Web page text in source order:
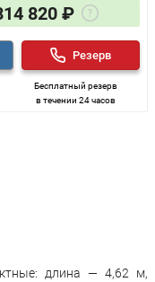
820 ₽
Бесплатный резерв
в течении 24 часов
Резерв
длина — 4,62 м,